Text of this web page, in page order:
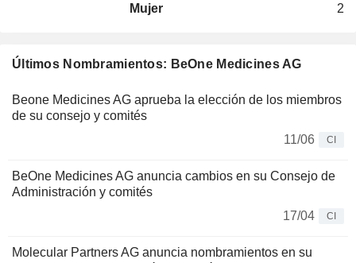
Últimos Nombramientos: BeOne Medicines AG
Beone Medicines AG aprueba la elección de los miembros
de su consejo y comités
11/06
CI
BeOne Medicines AG anuncia cambios en su Consejo de
Administración y comités
17/04
CI
Molecular Partners AG anuncia nombramientos en su
Mujer
2